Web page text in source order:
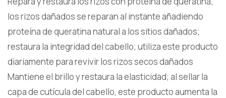
los rizos dañados se reparan al instante añadiendo
proteína de queratina natural a los sitios dañados;
restaura la integridad del cabello; utiliza este producto
diariamente para revivir los rizos secos dañados
Mantiene el brillo y restaura la elasticidad; al sellar la
capa de cutícula del cabello, este producto aumenta la